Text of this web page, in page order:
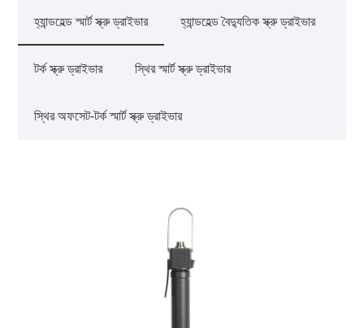
হ্যান্ডহেল্ড স্মার্ট স্ক্রু ড্রাইভার হ্যান্ডহেল্ড বৈদ্যুতিক স্ক্রু ড্রাইভার
টর্ক স্ক্রু ড্রাইভার স্থির স্মার্ট স্ক্রু ড্রাইভার
স্থির অফসেট-টর্ক স্মার্ট স্ক্রু ড্রাইভার